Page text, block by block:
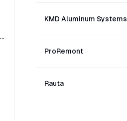
Монтаж каркаса з профільної труби вентильованого фасада
KMD Aluminum Systems
ProRemont
Rauta